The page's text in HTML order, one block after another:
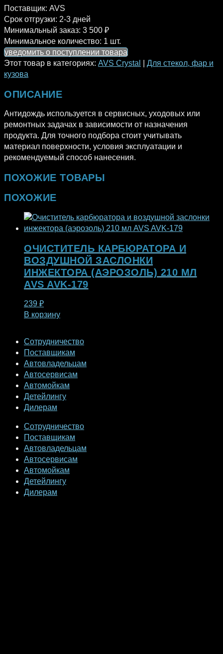
Поставщик: AVS
Срок отгрузки: 2-3 дней
Минимальный заказ: 3 500 ₽
Минимальное количество: 1 шт.
уведомить о поступлении товара
Этот товар в категориях: AVS Crystal
Для стекол, фар и
кузова
ОПИСАНИЕ
Антидождь используется в сервисных, уходовых или
ремонтных задачах в зависимости от назначения
продукта. Для точного подбора стоит учитывать
материал поверхности, условия эксплуатации и
рекомендуемый способ нанесения.
ПОХОЖИЕ ТОВАРЫ
ПОХОЖИЕ
ОЧИСТИТЕЛЬ КАРБЮРАТОРА И
ВОЗДУШНОЙ ЗАСЛОНКИ
ИНЖЕКТОРА (АЭРОЗОЛЬ) 210 МЛ
AVS AVK-179
239 ₽
В корзину
Сотрудничество
Поставщикам
Автовладельцам
Автосервисам
Автомойкам
Детейлингу
Дилерам
Сотрудничество
Поставщикам
Автовладельцам
Автосервисам
Автомойкам
Детейлингу
Дилерам